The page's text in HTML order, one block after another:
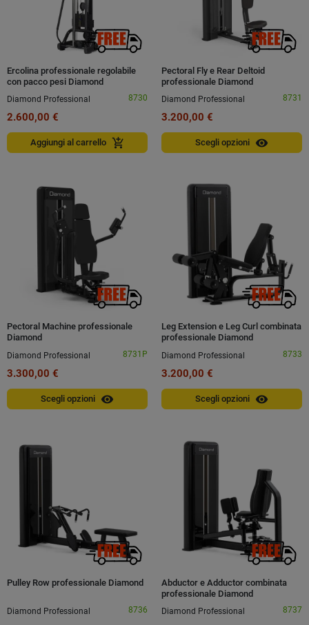
Ercolina professionale regolabile
con pacco pesi Diamond
Diamond Professional
8730
2.600,00 €
Aggiungi al carrello add_shopping_cart
Pectoral Fly e Rear Deltoid
professionale Diamond
Diamond Professional
8731
3.200,00 €
Scegli opzioni visibility
Pectoral Machine professionale
Diamond
Diamond Professional
8731P
3.300,00 €
Scegli opzioni visibility
Leg Extension e Leg Curl combinata
professionale Diamond
Diamond Professional
8733
3.200,00 €
Scegli opzioni visibility
Pulley Row professionale Diamond
Diamond Professional 8736
Abductor e Adductor combinata
professionale Diamond
Diamond Professional
8737